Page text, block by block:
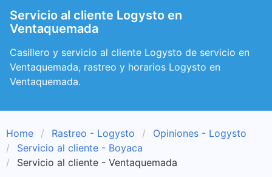
Servicio al cliente Logysto en
Ventaquemada
Casillero y servicio al cliente Logysto de servicio en
Ventaquemada, rastreo y horarios Logysto en
Ventaquemada.
Home Rastreo - Logysto
Opiniones - Logysto
Servicio al cliente - Boyaca
Servicio al cliente - Ventaquemada